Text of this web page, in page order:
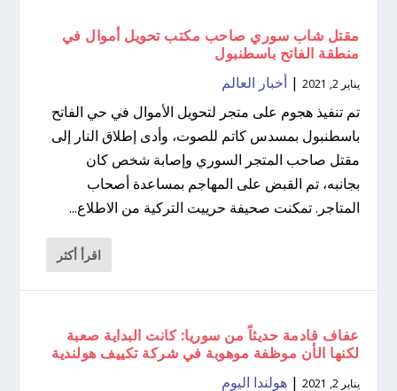
مقتل شاب سوري صاحب مكتب تحويل أموال في
منطقة الفاتح باسطنبول
يناير 2, 2021 |أخبار العالم
تم تنفيذ هجوم على متجر لتحويل الأموال في حي الفاتح
باسطنبول بمسدس كاتم للصوت، وأدى إطلاق النار إلى
مقتل صاحب المتجر السوري وإصابة شخص كان
بجانبه، تم القبض على المهاجم بمساعدة أصحاب
المتاجر. تمكنت صحيفة حرييت التركية من الاطلاع...
اقرأ أكثر
عفاف قادمة حديثاً من سوريا: كانت البداية صعبة
لكنها الأن موظفة موهوبة في شركة تكييف هولندية
يناير 2, 2021 |هولندا اليوم